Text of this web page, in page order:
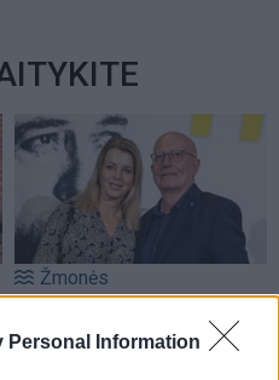
Personal Information
Žmonės
metis – kupinas